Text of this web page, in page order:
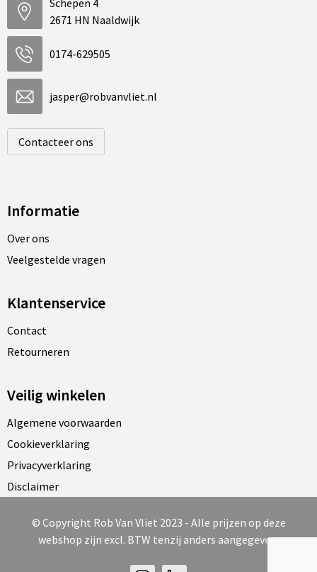
Schepen 4
2671 HN Naaldwijk
0174-629505
jasper@robvanvliet.nl
Contacteer ons
Informatie
Over ons
Veelgestelde vragen
Klantenservice
Contact
Retourneren
Veilig winkelen
Algemene voorwaarden
Cookieverklaring
Privacyverklaring
Disclaimer
© Copyright Rob Van Vliet 2023 - Alle prijzen op deze
webshop zijn excl. BTW tenzij anders aangegeven.